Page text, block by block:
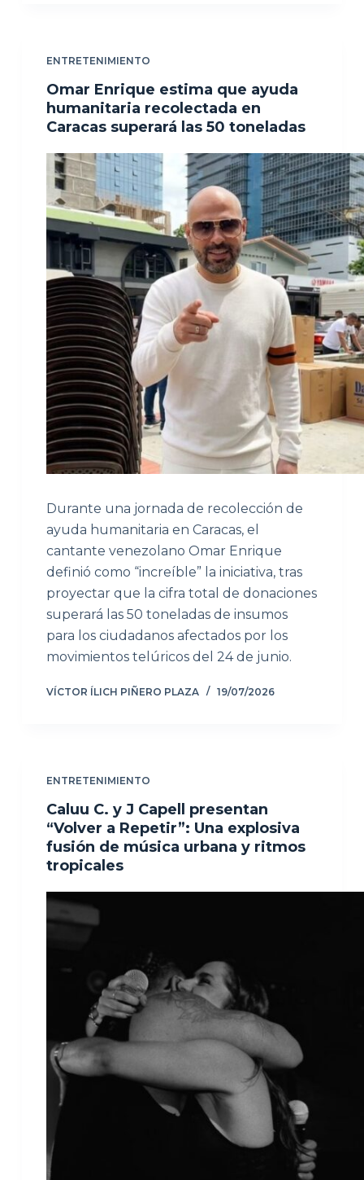
ENTRETENIMIENTO
Omar Enrique estima que ayuda
humanitaria recolectada en
Caracas superará las 50 toneladas
Durante una jornada de recolección de
ayuda humanitaria en Caracas, el
cantante venezolano Omar Enrique
definió como “increíble” la iniciativa, tras
proyectar que la cifra total de donaciones
superará las 50 toneladas de insumos
para los ciudadanos afectados por los
movimientos telúricos del 24 de junio.
VÍCTOR ÍLICH PIÑERO PLAZA 19/07/2026
ENTRETENIMIENTO
Caluu C. y J Capell presentan
“Volver a Repetir”: Una explosiva
fusión de música urbana y ritmos
tropicales